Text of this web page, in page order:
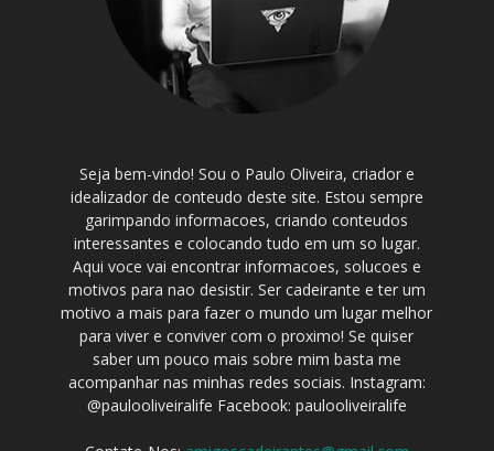
Seja bem-vindo! Sou o Paulo Oliveira, criador e
idealizador de conteudo deste site. Estou sempre
garimpando informacoes, criando conteudos
interessantes e colocando tudo em um so lugar.
Aqui voce vai encontrar informacoes, solucoes e
motivos para nao desistir. Ser cadeirante e ter um
motivo a mais para fazer o mundo um lugar melhor
para viver e conviver com o proximo! Se quiser
saber um pouco mais sobre mim basta me
acompanhar nas minhas redes sociais. Instagram:
@paulooliveiralife Facebook: paulooliveiralife